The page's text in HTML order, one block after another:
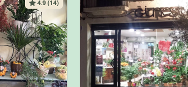
4.9 (14)